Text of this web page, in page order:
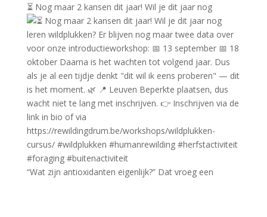
⏳ Nog maar 2 kansen dit jaar! Wil je dit jaar nog
“Wat zijn antioxidanten eigenlijk?” Dat vroeg een